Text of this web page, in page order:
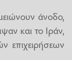
άνοδο,
και το Ιράν,
επιχειρήσεων